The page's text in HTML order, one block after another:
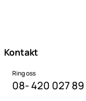
Kontakt
Ring oss
08- 420 027 89